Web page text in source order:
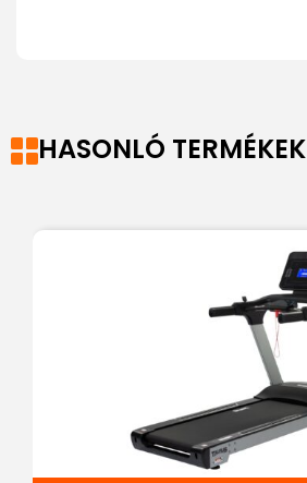
HASONLÓ TERMÉKEK